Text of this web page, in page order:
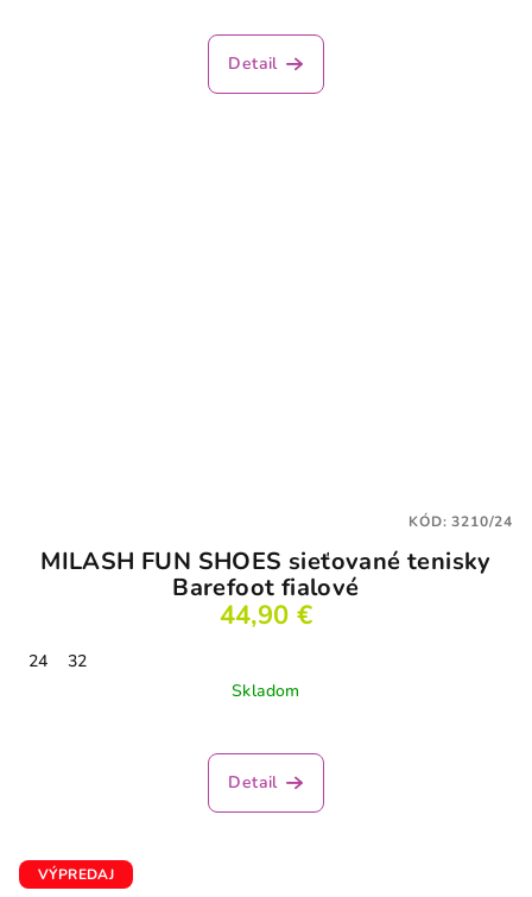
Detail
MILASH FUN SHOES sieťované tenisky
Barefoot fialové
44,90 €
24
32
Skladom
hodnotenie
produktu
Detail
KÓD:3210/24
VÝPREDAJ